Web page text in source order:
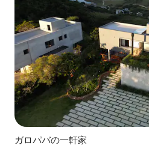
ガロパバの一軒家